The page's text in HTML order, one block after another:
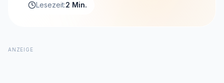
Lesezeit:2 Min.
ANZEIGE